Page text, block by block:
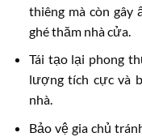
thiêng mà còn gây
ghé thăm nhà cửa.
Tái tạo lại phong
lượng tích cực và
nhà.
Bảo vệ gia chủ